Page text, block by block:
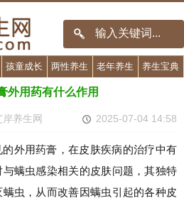
孩童成长 两性养生 老年养生 养生宝典
外用药有什么作用
养生网 2025-07-04 14:58
外用药膏，在皮肤疾病的治疗中有
螨虫感染相关的皮肤问题，其独特
虫，从而改善因螨虫引起的各种皮